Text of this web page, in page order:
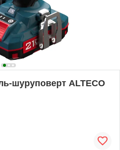
шуруповерт ALTECO